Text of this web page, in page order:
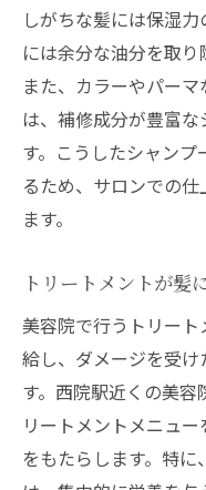
美容院での
髪の健康を
美容院での
西院で入手
は
美容院でのトリ
トリートメ
潤いを保つ
髪の内部か
西院の美容
の種類
しがちな髪には保湿
には余分な油分を取り
また、カラーやパー
は、補修成分が豊富
す。こうしたシャン
るため、サロンでの
ます。
トリートメントが髪
美容院で行うトリー
給し、ダメージを受
す。西院駅近くの美
リートメントメニュ
をもたらします。特